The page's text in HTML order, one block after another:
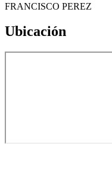
FRANCISCO PEREZ
Ubicación